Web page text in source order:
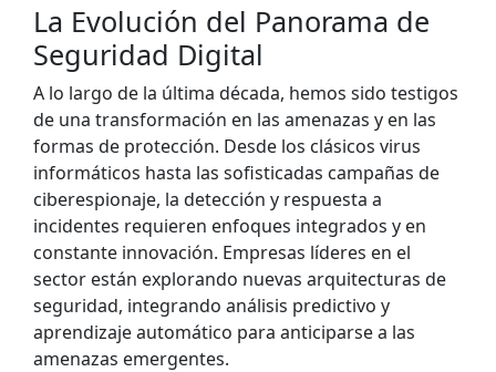
La Evolución del Panorama de
Seguridad Digital
A lo largo de la última década, hemos sido testigos
de una transformación en las amenazas y en las
formas de protección. Desde los clásicos virus
informáticos hasta las sofisticadas campañas de
ciberespionaje, la detección y respuesta a
incidentes requieren enfoques integrados y en
constante innovación. Empresas líderes en el
sector están explorando nuevas arquitecturas de
seguridad, integrando análisis predictivo y
aprendizaje automático para anticiparse a las
amenazas emergentes.